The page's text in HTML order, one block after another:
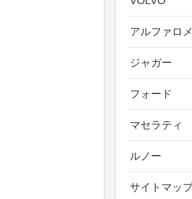
アルファロ
ジャガー
フォード
マセラティ
ルノー
サイトマッ